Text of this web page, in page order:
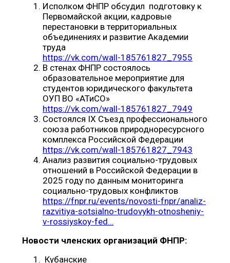
Исполком ФНПР обсудил подготовку к
Первомайской акции, кадровые
перестановки в территориальных
объединениях и развитие Академии
труда
https://vk.com/wall-185761827_7955
В стенах ФНПР состоялось
образовательное мероприятие для
студентов юридического факультета
ОУП ВО «АТиСО»
https://vk.com/wall-185761827_7949
Состоялся IX Съезд профессионального
союза работников природноресурсного
комплекса Российской Федерации
https://vk.com/wall-185761827_7943
Анализ развития социально-трудовых
отношений в Российской Федерации в
2025 году по данным мониторинга
социально-трудовых конфликтов
https://fnpr.ru/events/novosti-fnpr/analiz-
razvitiya-sotsialno-trudovykh-otnosheniy-
v-rossiyskoy-fed…
Новости членских организаций ФНПР:
Кубанские